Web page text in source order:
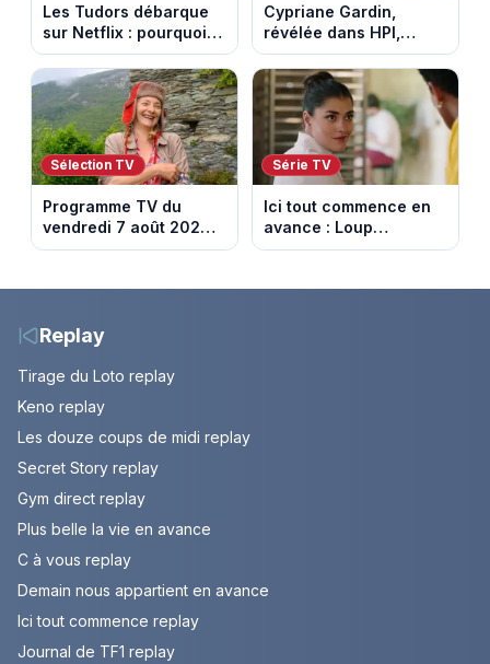
Les Tudors débarque
sur Netflix : pourquoi la
série n’a rien perdu de
son pouvoir
Cypriane Gardin,
révélée dans HPI,
lance une cagnotte
après des difficultés
financières
Sélection TV
Programme TV du
vendredi 7 août 2026 :
notre sélection pour
Série TV
Ici tout commence en
avance : Loup
découvre la trahison
10 août 2026 (spoiler)
Replay
Tirage du Loto replay
Keno replay
Les douze coups de midi replay
Secret Story replay
Gym direct replay
Plus belle la vie en avance
C à vous replay
Demain nous appartient en avance
Ici tout commence replay
Journal de TF1 replay